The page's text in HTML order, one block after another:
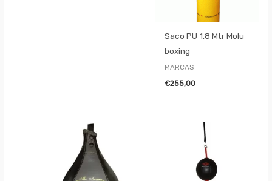
Saco PU 1,8 Mtr Molu
boxing
MARCAS
€255,00